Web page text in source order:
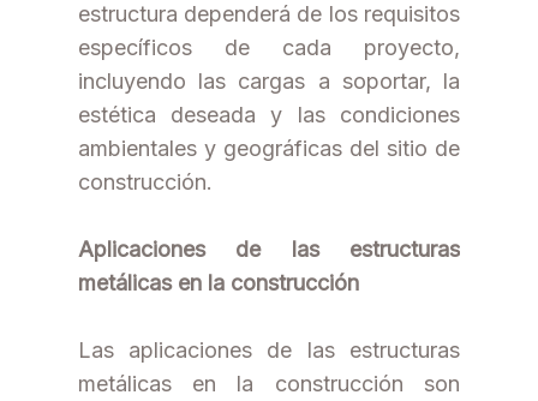
estructura dependerá de los requisitos
específicos de cada proyecto,
incluyendo las cargas a soportar, la
estética deseada y las condiciones
ambientales y geográficas del sitio de
construcción.
Aplicaciones de las estructuras
metálicas en la construcción
Las aplicaciones de las estructuras
metálicas en la construcción son